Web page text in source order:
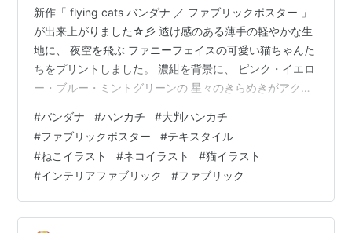
新作「 flying cats バンダナ ／ ファブリックポスター 」
が出来上がりました☆彡 透け感のある薄手の軽やかな生
地に、 夜空を飛ぶ ファニーフェイスの可愛い猫ちゃんた
ちをプリントしました。 濃紺を背景に、 ピンク・イエロ
ー・ブルー・ミントグリーンの 星々のきらめきがアクセ
やお弁当包みに、 またファッションアイテムのバンダナ
として差し色にも使えますよ。 額に入れるとファブリッ
クポスターにもなります。 こころときめく シックで鮮や
かなカラーリングで、 空飛ぶ猫ちゃんたちのリラックス
した可愛さをお楽しみください♫ ● 「 flying …
#バンダナ #ハンカチ #大判ハンカチ
#ファブリックポスター #テキスタイル
#ねこイラスト #ネコイラスト #猫イラスト
#インテリアファブリック #ファブリック